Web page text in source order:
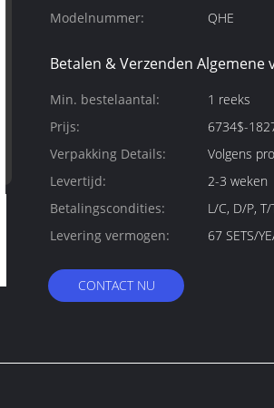
Modelnummer:
QHE
Betalen & Verzenden Algemene
Min. bestelaantal:
1 reeks
Prijs:
6734$-
Verpakking Details:
Volgens
Levertijd:
2-3 weken
Betalingscondities:
L/C, D/P,
Levering vermogen:
67 SETS/
CONTACT NU